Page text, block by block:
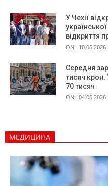
У Чехії
відкриття
ON: 10.06.2026
Середня
тисяч крон.
70 тисяч
ON: 04.06.2026
МЕДИЦИНА